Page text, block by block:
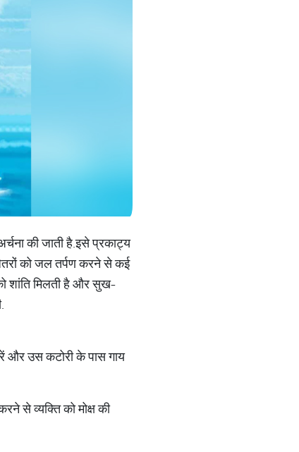
की जाती है.इसे प्रकाट्य
को जल तर्पण करने से कई
शांति मिलती है और सुख-
और उस कटोरी के पास गाय
से व्यक्ति को मोक्ष की